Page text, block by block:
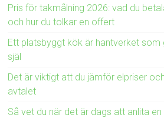
Pris för takmålning 2026: vad du
och hur du tolkar en offert
Ett platsbyggt kök är hantverket som
själ
Det är viktigt att du jämför elpriser
avtalet
Så vet du när det är dags att anlita